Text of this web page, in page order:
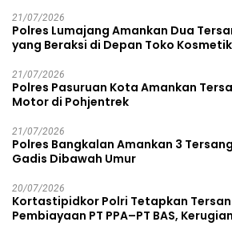
21/07/2026
Polres Lumajang Amankan Dua
yang Beraksi di Depan Toko Kosmetik
21/07/2026
Polres Pasuruan Kota Amankan
Motor di Pohjentrek
21/07/2026
Polres Bangkalan Amankan 3
Gadis Dibawah Umur
20/07/2026
Kortastipidkor Polri Tetapkan
Pembiayaan PT PPA–PT BAS,